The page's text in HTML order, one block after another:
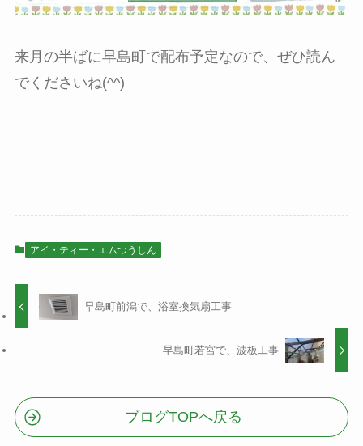
来月の半ばに早島町で配布予定なので、ぜひ読ん
でくださいね(^^)
アイ・ティー・エムつうしん
早島町前潟で、浴室換気扇工事
早島町若宮で、波板工事
ブログTOPへ戻る